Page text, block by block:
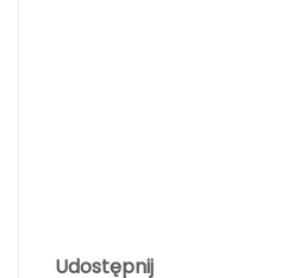
Udostępnij